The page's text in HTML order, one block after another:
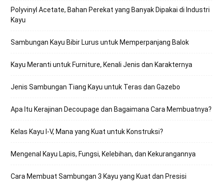
Polyvinyl Acetate, Bahan Perekat yang Banyak Dipakai di Industri
Kayu
Sambungan Kayu Bibir Lurus untuk Memperpanjang Balok
Kayu Meranti untuk Furniture, Kenali Jenis dan Karakternya
Jenis Sambungan Tiang Kayu untuk Teras dan Gazebo
Apa Itu Kerajinan Decoupage dan Bagaimana Cara Membuatnya?
Kelas Kayu I-V, Mana yang Kuat untuk Konstruksi?
Mengenal Kayu Lapis, Fungsi, Kelebihan, dan Kekurangannya
Cara Membuat Sambungan 3 Kayu yang Kuat dan Presisi